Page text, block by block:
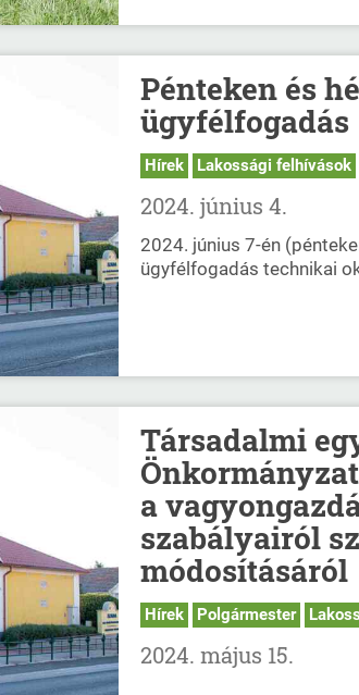
Pénteken és
ügyfélfogadás
Hírek Lakossági felhívások
2024. június 4.
2024. június 7-én
ügyfélfogadás technikai
Társadalmi
a
szabályairól
módosításáról
Hírek Polgármester
2024. május 15.